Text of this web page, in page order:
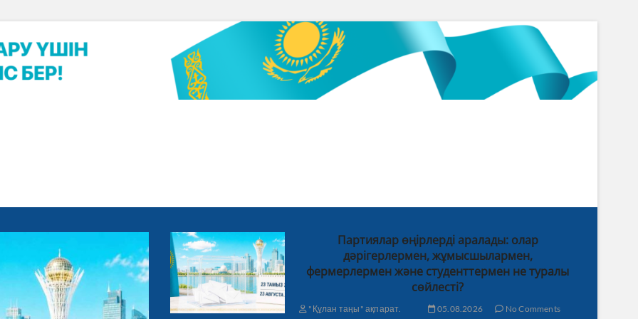
Партиялар өңірлерді аралады: олар
дәрігерлермен, жұмысшылармен,
фермерлермен және студенттермен не туралы
сөйлесті?
"Құлан таңы" ақпарат. 05.08.2026 No Comments